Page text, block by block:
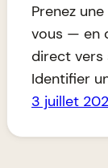
Prenez
vous — en
direct vers
Identifier
3 juillet